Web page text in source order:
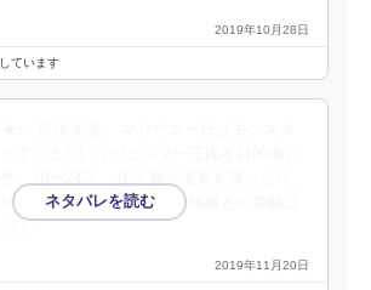
2019年10月28日
ています
り、混浴したり……魔人の組織との接触は
読む
2019年11月20日